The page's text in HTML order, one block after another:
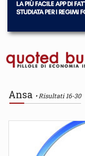
Ansa Risultati 16-30